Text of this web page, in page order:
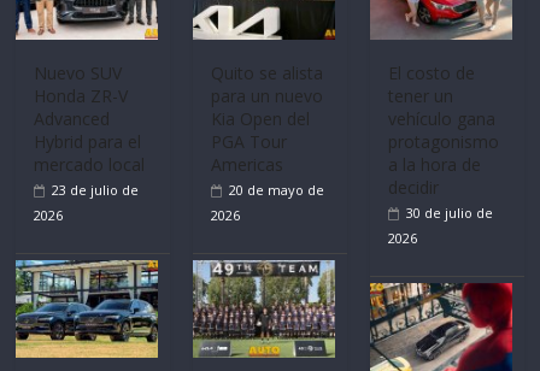
Nuevo SUV
Honda ZR-V
Advanced
Hybrid para el
mercado local
23 de julio de
2026
Quito se alista
para un nuevo
Kia Open del
PGA Tour
Americas
20 de mayo de
2026
El costo de
tener un
vehículo gana
protagonismo
a la hora de
decidir
30 de julio de
2026